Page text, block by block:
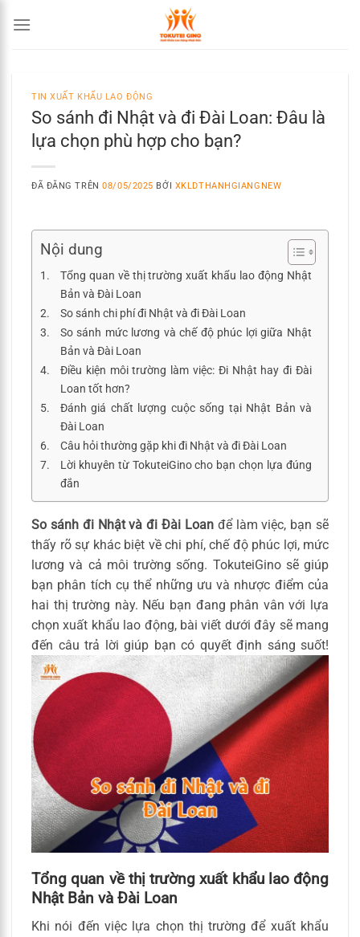
đến
TIN XUẤT KHẨU LAO ĐỘNG
So sánh đi Nhật và đi Đài Loan: Đâu là
lựa chọn phù hợp cho bạn?
ĐÃ ĐĂNG TRÊN08/05/2025 BỞI XKLDTHANHGIANGNEW
Nội dung
Tổng quan về thị trường xuất khẩu lao động Nhật
Bản và Đài Loan
So sánh chi phí đi Nhật và đi Đài Loan
So sánh mức lương và chế độ phúc lợi giữa Nhật
Bản và Đài Loan
Điều kiện môi trường làm việc: Đi Nhật hay đi Đài
Loan tốt hơn?
Đánh giá chất lượng cuộc sống tại Nhật Bản và
Đài Loan
Câu hỏi thường gặp khi đi Nhật và đi Đài Loan
Lời khuyên từ TokuteiGino cho bạn chọn lựa đúng
đắn
So sánh đi Nhật và đi Đài Loanđể làm việc, bạn sẽ
thấy rõ sự khác biệt về chi phí, chế độ phúc lợi, mức
lương và cả môi trường sống. TokuteiGino sẽ giúp
bạn phân tích cụ thể những ưu và nhược điểm của
hai thị trường này. Nếu bạn đang phân vân với lựa
chọn xuất khẩu lao động, bài viết dưới đây sẽ mang
đến câu trả lời giúp bạn có quyết định sáng suốt!
Tổng quan về thị trường xuất khẩu lao động
Nhật Bản và Đài Loan
Khi nói đến việc lựa chọn thị trường để xuất khẩu